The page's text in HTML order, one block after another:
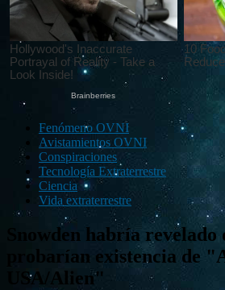
Fenómeno OVNI
Avistamientos OVNI
Conspiraciones
Tecnología Extraterrestre
Ciencia
Vida extraterrestre
Snowden habría
probarían existencia de
USA/Alien"